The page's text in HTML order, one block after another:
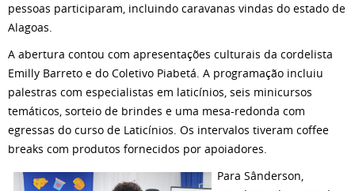
pessoas participaram, incluindo caravanas vindas do estado de
Alagoas.
A abertura contou com apresentações culturais da cordelista
Emilly Barreto e do Coletivo Piabetá. A programação incluiu
palestras com especialistas em laticínios, seis minicursos
temáticos, sorteio de brindes e uma mesa-redonda com
egressas do curso de Laticínios. Os intervalos tiveram coffee
breaks com produtos fornecidos por apoiadores.
Para Sânderson,